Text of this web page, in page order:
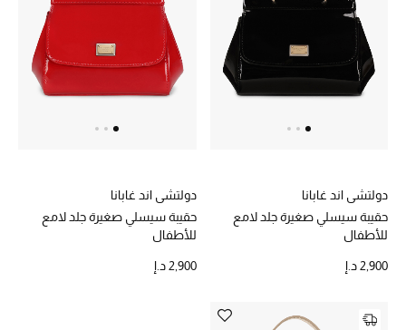
الأطفال
مستلزمات المنزل
دولتشي اند غابانا
حقيبة سيسلي صغيرة جلد لامع
للأطفال
2,900 د.إ
دولتشي اند غابانا
حقيبة سيسلي صغيرة جلد لامع
للأطفال
2,900 د.إ